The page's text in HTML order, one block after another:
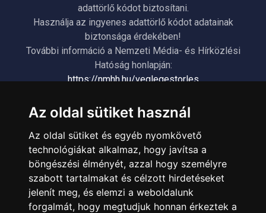
Az oldal sütiket használ
Az oldal sütiket és egyéb nyomkövető
technológiákat alkalmaz, hogy javítsa a
böngészési élményét, azzal hogy személyre
szabott tartalmakat és célzott hirdetéseket
jelenít meg, és elemzi a weboldalunk
forgalmát, hogy megtudjuk honnan érkeztek a
adattörlő kódot biztosítani.
Használja az ingyenes adattörlő kódot adatainak
biztonsága érdekében!
További információ a Nemzeti Média- és Hírközlési
Hatóság honlapján:
https://nmhh.hu/veglegestorles
ÜGYFÉLSZOLGÁLAT
Elérhetőségek
Garanciális Ügyintézés
Webszolgáltatás
Üzleteinkben az elektronikus fizetés mód kizárólag átutalással
érhető el, bankkártyás fizetésre nincs lehetőség.